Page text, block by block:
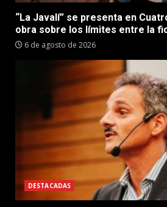
“La Javalí” se presenta en
obra sobre los límites entre la
6 de agosto de 2026
DESTACADAS